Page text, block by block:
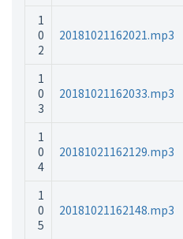
1
0
2
20181021162021.mp3
1
0
3
20181021162033.mp3
1
0
4
20181021162129.mp3
1
0
5
20181021162148.mp3